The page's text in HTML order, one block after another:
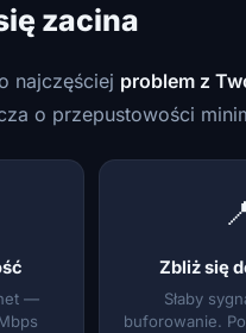
zacina
najczęściej problem z
o przepustowości
—
Zbliż się
Słaby
buforowanie.